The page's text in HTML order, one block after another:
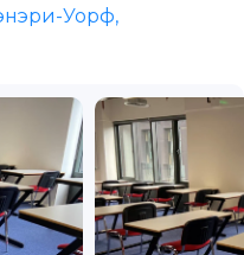
Уорф,